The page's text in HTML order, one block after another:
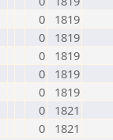
0
1819
0
1819
0
1819
0
1819
0
1819
0
1821
0 1821